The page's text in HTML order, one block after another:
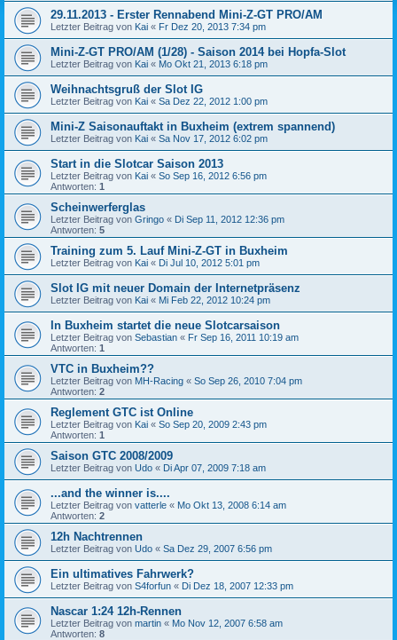
29.11.2013 - Erster Rennabend Mini-Z-GT PRO/AM
Letzter Beitrag von Kai « Fr Dez 20, 2013 7:34 pm
Mini-Z-GT PRO/AM (1/28) - Saison 2014 bei Hopfa-Slot
Letzter Beitrag von Kai « Mo Okt 21, 2013 6:18 pm
Weihnachtsgruß der Slot IG
Letzter Beitrag von Kai « Sa Dez 22, 2012 1:00 pm
Mini-Z Saisonauftakt in Buxheim (extrem spannend)
Letzter Beitrag von Kai « Sa Nov 17, 2012 6:02 pm
Start in die Slotcar Saison 2013
Letzter Beitrag von Kai « So Sep 16, 2012 6:56 pm
Antworten: 1
Scheinwerferglas
Letzter Beitrag von Gringo « Di Sep 11, 2012 12:36 pm
Antworten: 5
Training zum 5. Lauf Mini-Z-GT in Buxheim
Letzter Beitrag von Kai « Di Jul 10, 2012 5:01 pm
Slot IG mit neuer Domain der Internetpräsenz
Letzter Beitrag von Kai « Mi Feb 22, 2012 10:24 pm
In Buxheim startet die neue Slotcarsaison
Letzter Beitrag von Sebastian « Fr Sep 16, 2011 10:19 am
Antworten: 1
VTC in Buxheim??
Letzter Beitrag von MH-Racing « So Sep 26, 2010 7:04 pm
Antworten: 2
Reglement GTC ist Online
Letzter Beitrag von Kai « So Sep 20, 2009 2:43 pm
Antworten: 1
Saison GTC 2008/2009
Letzter Beitrag von Udo « Di Apr 07, 2009 7:18 am
...and the winner is....
Letzter Beitrag von vatterle « Mo Okt 13, 2008 6:14 am
Antworten: 2
12h Nachtrennen
Letzter Beitrag von Udo « Sa Dez 29, 2007 6:56 pm
Ein ultimatives Fahrwerk?
Letzter Beitrag von S4forfun « Di Dez 18, 2007 12:33 pm
Nascar 1:24 12h-Rennen
Letzter Beitrag von martin « Mo Nov 12, 2007 6:58 am
Antworten: 8